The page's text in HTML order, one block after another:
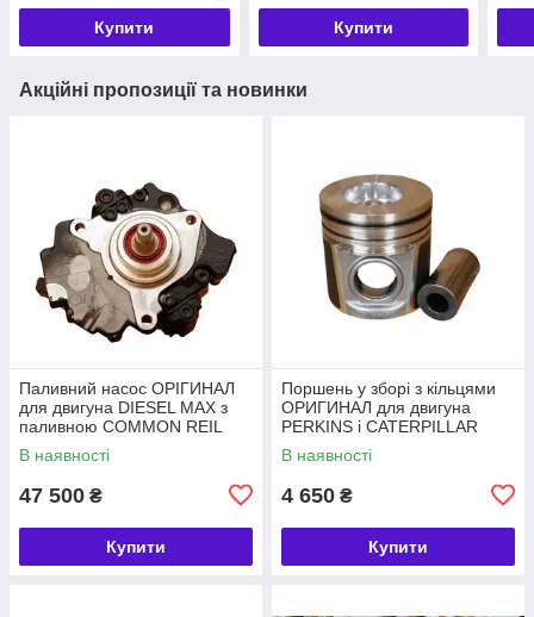
Купити Купити
Акційні пропозиції та новинки
Паливний насос ОРІГИНАЛ
для двигуна DIESEL MAX з
паливною COMMON REIL
номер 320/06620, 28568252
В наявності
47 500 ₴
Купити
Поршень у зборі з кільцями
ОРИГИНАЛ для двигуна
PERKINS і CATERPILLAR
номер 4115P015, 225-5437
В наявності
4 650 ₴
Купити